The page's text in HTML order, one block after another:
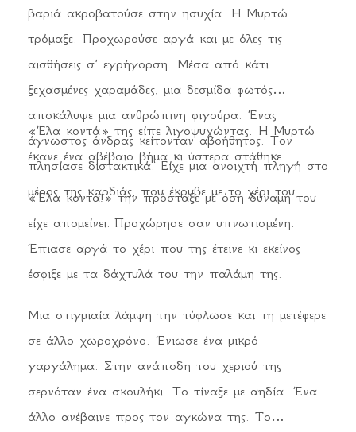
άρχισε να με ξεχειλίζει. Άνοιξα το στόμα μου και
το αλμυρό κύμα της τον σκέπασε. Ούρλιαξε από
τον πόνο του αλατιού στις πληγές που ο ίδιος
είχε ανοίξει στον εαυτό του. Άρχιζε να βρίζει ιερά
και όσια, μέχρι που έπεσε καταρρακωμένος
καταγής.
Σταμάτησα. Κατέβασα το χέρι από τα μάτια και
τον κοίταξα. Η μαύρη αύρα τον είχε καταπνίξει
και είχε μείνει μονάχα η Σκιά. «Τι ζητάς από
μένα;» ρώτησα ενοχλημένη. «Το φως σου. Με
βαριά ακροβατούσε στην ησυχία. Η Μυρτώ
τρόμαξε. Προχωρούσε αργά και με όλες τις
αισθήσεις σ’ εγρήγορση. Μέσα από κάτι
ξεχασμένες χαραμάδες, μια δεσμίδα φωτός
αποκάλυψε μια ανθρώπινη φιγούρα. Ένας
άγνωστος άνδρας κείτονταν αβοήθητος. Τον
πλησίασε διστακτικά. Είχε μια ανοιχτή πληγή στο
μέρος της καρδιάς, που έκρυβε με το χέρι του.
«Έλα κοντά» της είπε λιγοψυχώντας. Η Μυρτώ
έκανε ένα αβέβαιο βήμα κι ύστερα στάθηκε.
«Έλα κοντά!» την πρόσταξε με όση δύναμη του
είχε απομείνει. Προχώρησε σαν υπνωτισμένη.
Έπιασε αργά το χέρι που της έτεινε κι εκείνος
έσφιξε με τα δάχτυλά του την παλάμη της.
Μια στιγμιαία λάμψη την τύφλωσε και τη μετέφερε
σε άλλο χωροχρόνο. Ένιωσε ένα μικρό
γαργάλημα. Στην ανάποδη του χεριού της
σερνόταν ένα σκουλήκι. Το τίναξε με αηδία. Ένα
άλλο ανέβαινε προς τον αγκώνα της. Το